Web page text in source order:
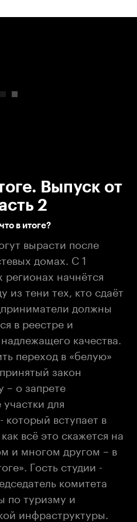
Выпуск от
2
в итоге?
вырасти после
домах. С 1
регионах начнётся
из тени тех, кто сдаёт
должны
в реестре и
качества.
переход в «белую»
закон
– о запрете
для
вступает в
всё это скажется на
и многом другом – в
Гость студии -
комитета
по туризму и
инфраструктуры.